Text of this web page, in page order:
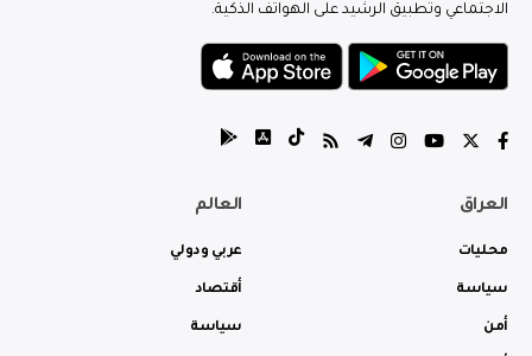
الاجتماعي وتطبيق الرشيد على الهواتف الذكية.
العراق
محليات
سياسة
أمن
العالم
عربي ودولي
أقتصاد
سياسة